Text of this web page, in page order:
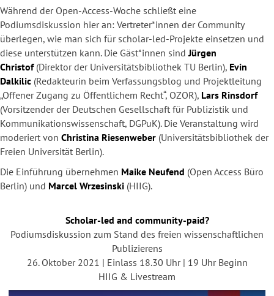
Während der Open-Access-Woche schließt eine
Podiumsdiskussion hier an: Vertreter*innen der Community
überlegen, wie man sich für scholar-led-Projekte einsetzen und
diese unterstützen kann. Die Gäst*innen sind Jürgen
Christof(Direktor der Universitätsbibliothek TU Berlin), Evin
Dalkilic (Redakteurin beim Verfassungsblog und Projektleitung
„Offener Zugang zu Öffentlichem Recht“, OZOR), Lars Rinsdorf
(Vorsitzender der Deutschen Gesellschaft für Publizistik und
Kommunikationswissenschaft, DGPuK). Die Veranstaltung wird
moderiert von Christina Riesenweber (Universitätsbibliothek der
Freien Universität Berlin).
Die Einführung übernehmen Maike Neufend (Open Access Büro
Berlin) und Marcel Wrzesinski (HIIG).
Scholar-led and community-paid?
Podiumsdiskussion zum Stand des freien wissenschaftlichen
Publizierens
26. Oktober 2021 | Einlass 18.30 Uhr | 19 Uhr Beginn
HIIG & Livestream